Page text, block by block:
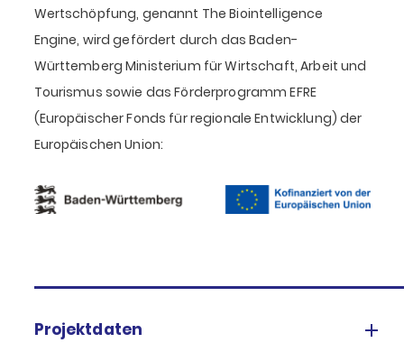
Wertschöpfung, genannt The Biointelligence
Engine, wird gefördert durch das Baden-
Württemberg Ministerium für Wirtschaft, Arbeit und
Tourismus sowie das Förderprogramm EFRE
(Europäischer Fonds für regionale Entwicklung) der
Europäischen Union:
Projektdaten